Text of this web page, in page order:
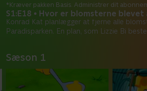
S1:E18 • Hvor er blomsterne blevet
Konrad Kat planlægger at fjerne alle
Paradisparken. En plan, som Lizzie Bi
*Kræver pakken Basis. Administrer dit
Sæson 1